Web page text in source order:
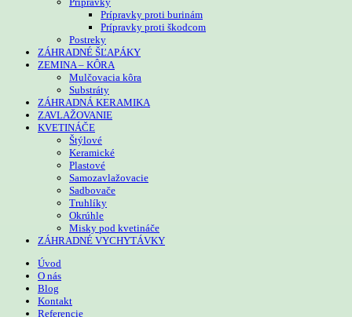
Prípravky proti burinám
Prípravky proti škodcom
Postreky
ZÁHRADNÉ ŠĽAPÁKY
ZEMINA – KÔRA
Mulčovacia kôra
Substráty
ZÁHRADNÁ KERAMIKA
ZAVLAŽOVANIE
KVETINÁČE
Štýlové
Keramické
Plastové
Samozavlažovacie
Sadbovače
Truhlíky
Okrúhle
Misky pod kvetináče
ZÁHRADNÉ VYCHYTÁVKY
Úvod
O nás
Blog
Kontakt
Referencie